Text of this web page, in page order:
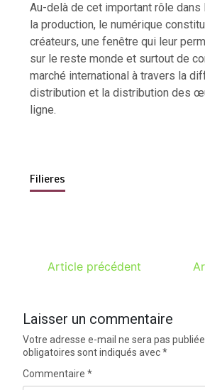
Au-delà de cet important rôle dans
la production, le numérique
créateurs, une fenêtre qui leur
sur le reste monde et surtout de
marché international à travers la
distribution et la distribution des
ligne.
Filieres
Article précédent
Laisser un commentaire
Votre adresse e-mail ne sera pas publiée.
obligatoires sont indiqués avec*
Commentaire*